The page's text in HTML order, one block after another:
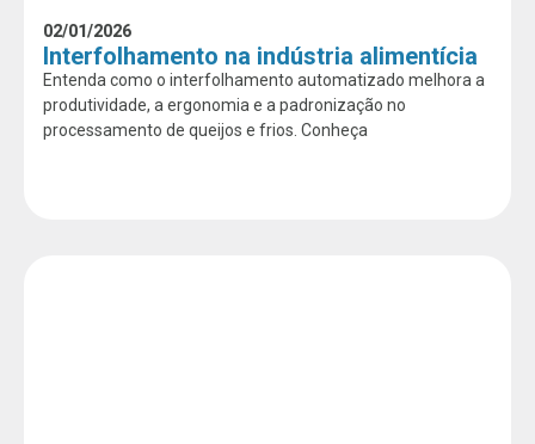
02/01/2026
Interfolhamento na indústria alimentícia
Entenda como o interfolhamento automatizado melhora a
produtividade, a ergonomia e a padronização no
processamento de queijos e frios. Conheça